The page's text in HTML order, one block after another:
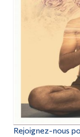
d'embauche
Informations
Rejoignez-nous